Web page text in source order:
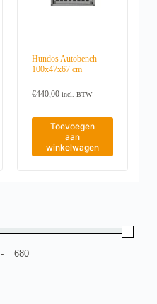
Minimale prijs
-Maximale prijs
Hundos Autobench
100x47x67 cm
€440,00 incl. BTW
Toevoegen
aan
winkelwagen